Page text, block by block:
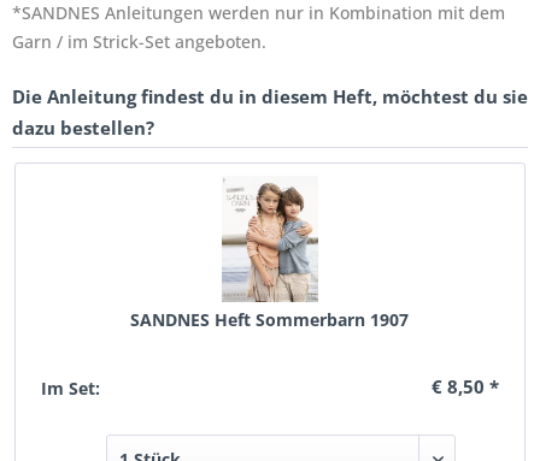
*SANDNES Anleitungen werden nur in Kombination mit dem
Garn / im Strick-Set angeboten.
Die Anleitung findest du in diesem Heft, möchtest du sie
dazu bestellen?
SANDNES Heft Sommerbarn 1907
Im Set: € 8,50 *